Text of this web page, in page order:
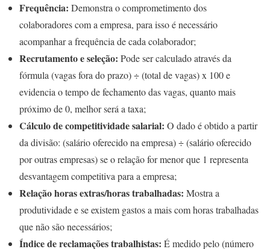
Frequência: Demonstra o comprometimento dos
colaboradores com a empresa, para isso é necessário
acompanhar a frequência de cada colaborador;
Recrutamento e seleção: Pode ser calculado através da
fórmula (vagas fora do prazo) ÷ (total de vagas) x 100 e
evidencia o tempo de fechamento das vagas, quanto mais
próximo de 0, melhor será a taxa;
Cálculo de competitividade salarial: O dado é obtido a partir
da divisão: (salário oferecido na empresa) ÷ (salário oferecido
por outras empresas) se o relação for menor que 1 representa
desvantagem competitiva para a empresa;
Relação horas extras/horas trabalhadas: Mostra a
produtividade e se existem gastos a mais com horas trabalhadas
que não são necessários;
Índice de reclamações trabalhistas: É medido pelo (número